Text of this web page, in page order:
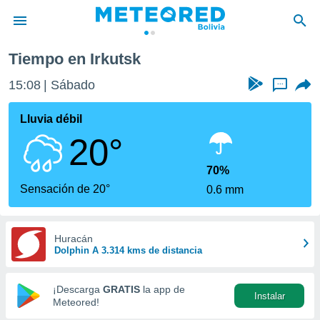
de
ha
para
que se
calidad.
a este
las
y
forma
digital
basada
Tiempo en Irkutsk
15:08 Sábado ...
Lluvia débil
20°
Sensación de 20°
70%
0.6 mm
Huracán
Dolphin A 3.314 kms de distancia
¡Descarga GRATIS la app de
Meteored!
Instalar